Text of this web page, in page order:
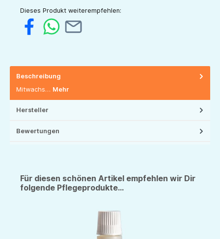
Dieses Produkt weiterempfehlen:
Beschreibung
Mitwachs… Mehr
Hersteller
Bewertungen
Für diesen schönen Artikel empfehlen wir Dir
folgende Pflegeprodukte...